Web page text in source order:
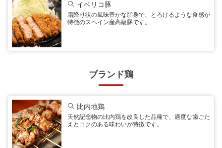
イベリコ豚
霜降り状の風味豊かな脂身で、とろけるような食感が
特徴のスペイン産高級豚です。
ブランド鶏
比内地鶏
天然記念物の比内鶏を改良した品種で、適度な歯ごた
えとコクのある味わいが特徴です。